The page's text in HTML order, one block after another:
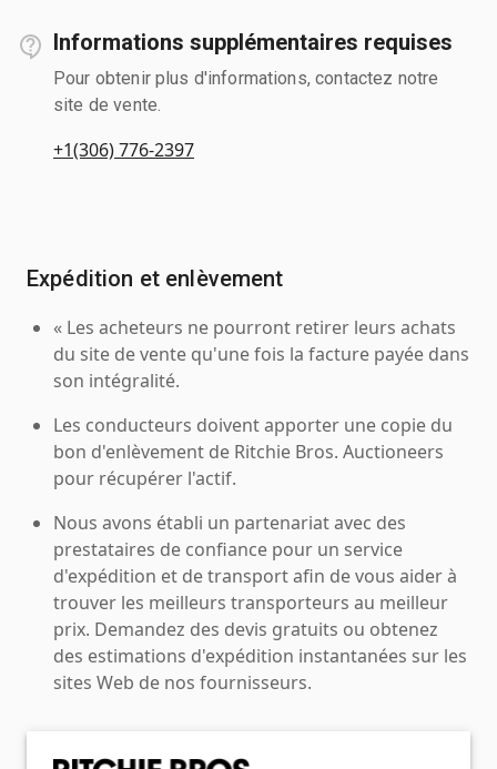
Informations supplémentaires requises
Pour obtenir plus d'informations, contactez notre
site de vente.
+1(306) 776-2397
Expédition et enlèvement
« Les acheteurs ne pourront retirer leurs achats
du site de vente qu'une fois la facture payée dans
son intégralité.
Les conducteurs doivent apporter une copie du
bon d'enlèvement de Ritchie Bros. Auctioneers
pour récupérer l'actif.
Nous avons établi un partenariat avec des
prestataires de confiance pour un service
d'expédition et de transport afin de vous aider à
trouver les meilleurs transporteurs au meilleur
prix. Demandez des devis gratuits ou obtenez
des estimations d'expédition instantanées sur les
sites Web de nos fournisseurs.